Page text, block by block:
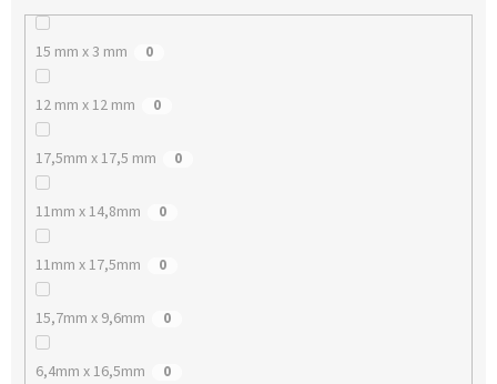
15 mm x 3 mm 0
12 mm x 12 mm 0
17,5mm x 17,5 mm 0
11mm x 14,8mm 0
11mm x 17,5mm 0
15,7mm x 9,6mm 0
6,4mm x 16,5mm 0